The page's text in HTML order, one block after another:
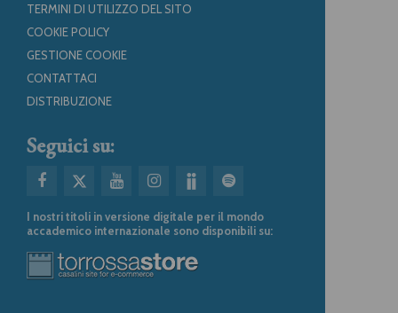
TERMINI DI UTILIZZO DEL SITO
COOKIE POLICY
GESTIONE COOKIE
CONTATTACI
DISTRIBUZIONE
Seguici su:
I nostri titoli in versione digitale per il mondo
accademico internazionale sono disponibili su: